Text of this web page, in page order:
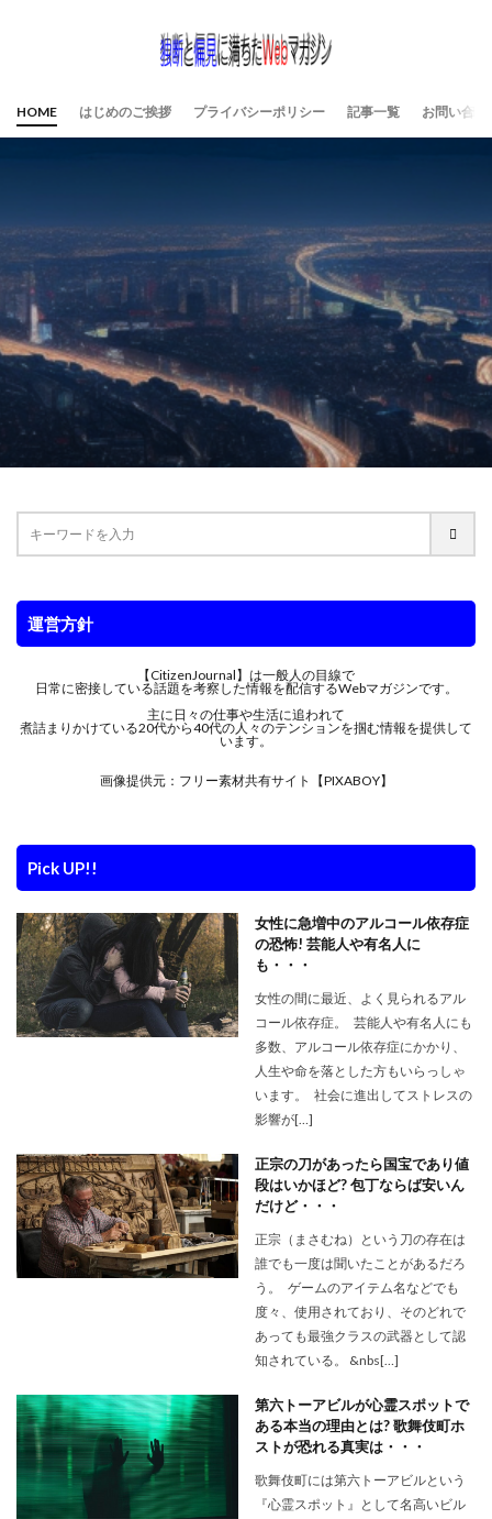
HOME はじめのご挨拶 プライバシーポリシー 記事一覧 お問い合わ
運営方針
【CitizenJournal】は一般人の目線で
日常に密接している話題を考察した情報を配信するWebマガジンです。
主に日々の仕事や生活に追われて
煮詰まりかけている20代から40代の人々のテンションを掴む情報を提供して
います。
画像提供元：フリー素材共有サイト【PIXABOY】
Pick UP!!
女性に急増中のアルコール依存症
の恐怖! 芸能人や有名人に
も・・・
女性の間に最近、よく見られるアル
コール依存症。 芸能人や有名人にも
多数、アルコール依存症にかかり、
人生や命を落とした方もいらっしゃ
います。 社会に進出してストレスの
影響が[…]
正宗の刀があったら国宝であり値
段はいかほど? 包丁ならば安いん
だけど・・・
正宗（まさむね）という刀の存在は
誰でも一度は聞いたことがあるだろ
う。 ゲームのアイテム名などでも
度々、使用されており、そのどれで
あっても最強クラスの武器として認
知されている。 &nbs[…]
第六トーアビルが心霊スポットで
ある本当の理由とは? 歌舞伎町ホ
ストが恐れる真実は・・・
歌舞伎町には第六トーアビルという
『心霊スポット』として名高いビル